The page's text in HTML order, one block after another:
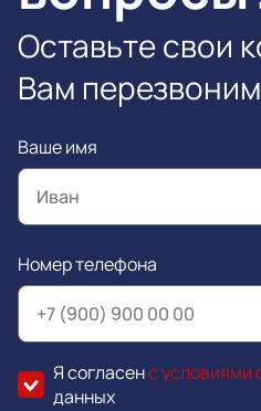
Оставьте свои
Вам перезвоним
Ваше имя
Номер телефона
Я согласенс условиями
данных